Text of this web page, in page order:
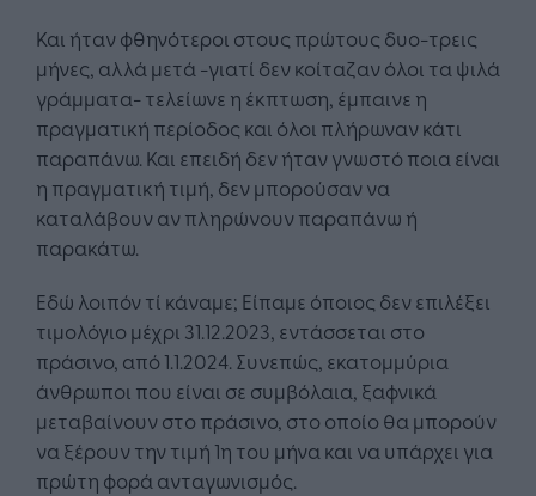
Και ήταν φθηνότεροι στους πρώτους δυο-τρεις
μήνες, αλλά μετά -γιατί δεν κοίταζαν όλοι τα ψιλά
γράμματα- τελείωνε η έκπτωση, έμπαινε η
πραγματική περίοδος και όλοι πλήρωναν κάτι
παραπάνω. Και επειδή δεν ήταν γνωστό ποια είναι
η πραγματική τιμή, δεν μπορούσαν να
καταλάβουν αν πληρώνουν παραπάνω ή
παρακάτω.
Εδώ λοιπόν τί κάναμε; Είπαμε όποιος δεν επιλέξει
τιμολόγιο μέχρι 31.12.2023, εντάσσεται στο
πράσινο, από 1.1.2024. Συνεπώς, εκατομμύρια
άνθρωποι που είναι σε συμβόλαια, ξαφνικά
μεταβαίνουν στο πράσινο, στο οποίο θα μπορούν
να ξέρουν την τιμή 1η του μήνα και να υπάρχει για
πρώτη φορά ανταγωνισμός.